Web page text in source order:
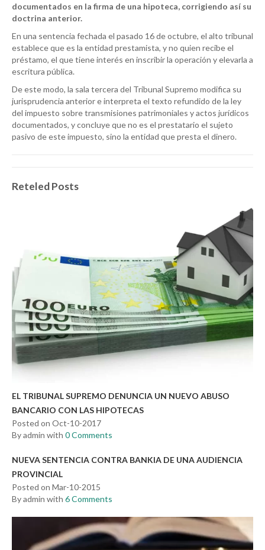
documentados en la firma de una hipoteca, corrigiendo así su
doctrina anterior.
En una sentencia fechada el pasado 16 de octubre, el alto tribunal
establece que es la entidad prestamista, y no quien recibe el
préstamo, el que tiene interés en inscribir la operación y elevarla a
escritura pública.
De este modo, la sala tercera del Tribunal Supremo modifica su
jurisprudencia anterior e interpreta el texto refundido de la ley
del impuesto sobre transmisiones patrimoniales y actos jurídicos
documentados, y concluye que no es el prestatario el sujeto
pasivo de este impuesto, sino la entidad que presta el dinero.
Reteled Posts
EL TRIBUNAL SUPREMO DENUNCIA UN NUEVO ABUSO
BANCARIO CON LAS HIPOTECAS
Posted on Oct-10-2017
By admin with 0 Comments
NUEVA SENTENCIA CONTRA BANKIA DE UNA AUDIENCIA
PROVINCIAL
Posted on Mar-10-2015
By admin with 6 Comments